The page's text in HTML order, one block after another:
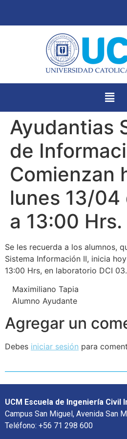
Ayudantias
de
Comienzan
lunes 13/04
a 13:00 Hrs.
Se les recuerda a los alumnos,
Sistema Información II, inicia
13:00 Hrs, en laboratorio DCI 03.
Maximiliano Tapia
Alumno Ayudante
Agregar un
Debes iniciar sesión para
UCM Escuela de Ingeniería Civil
Campus San Miguel, Avenida San
Teléfono: +56 71 298 600